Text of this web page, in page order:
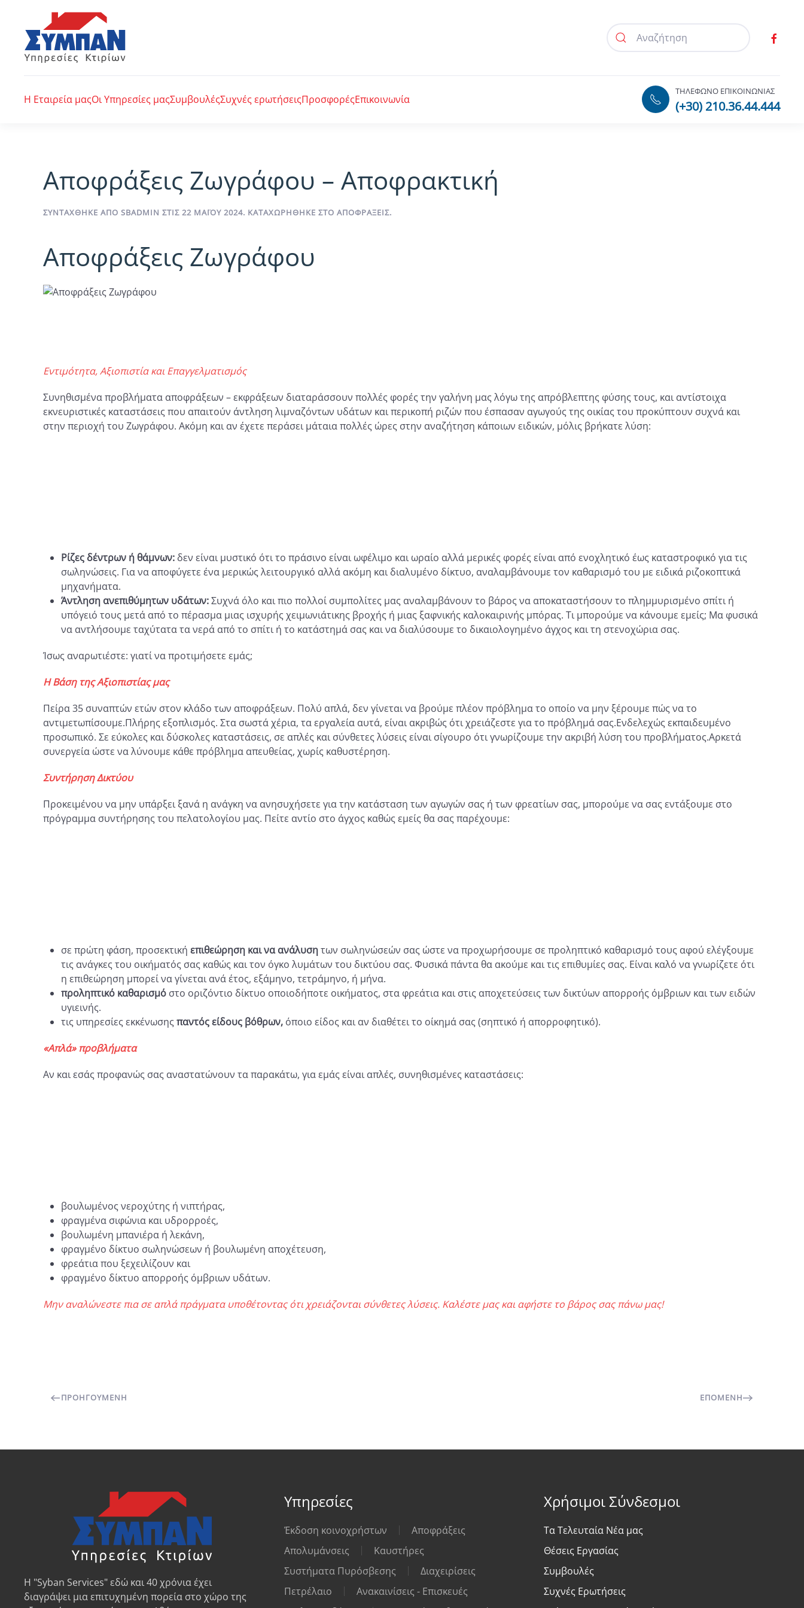
Skip to main content
Η Εταιρεία μαςΟι Υπηρεσίες μαςΣυμβουλέςΣυχνές ερωτήσειςΠροσφορέςΕπικοινωνία
ΤΗΛΕΦΩΝΟ ΕΠΙΚΟΙΝΩΝΙΑΣ
(+30) 210.36.44.444
Αποφράξεις Ζωγράφου – Αποφρακτική
ΣΥΝΤΆΧΘΗΚΕ ΑΠΌ SBADMIN ΣΤΙΣ 22 ΜΑΪ́ΟΥ 2024. ΚΑΤΑΧΩΡΉΘΗΚΕ ΣΤΟ ΑΠΟΦΡΆΞΕΙΣ.
Αποφράξεις Ζωγράφου
Εντιμότητα, Αξιοπιστία και Επαγγελματισμός
Συνηθισμένα προβλήματα αποφράξεων – εκφράξεων διαταράσσουν πολλές φορές την γαλήνη μας λόγω της απρόβλεπτης φύσης τους, και αντίστοιχα
εκνευριστικές καταστάσεις που απαιτούν άντληση λιμναζόντων υδάτων και περικοπή ριζών που έσπασαν αγωγούς της οικίας του προκύπτουν συχνά και
στην περιοχή του Ζωγράφου. Ακόμη και αν έχετε περάσει μάταια πολλές ώρες στην αναζήτηση κάποιων ειδικών, μόλις βρήκατε λύση:
Ρίζες δέντρων ή θάμνων: δεν είναι μυστικό ότιτο πράσινο είναι ωφέλιμο και ωραίο αλλά μερικές φορές είναι από ενοχλητικό έως καταστροφικό για τις
σωληνώσεις. Για να αποφύγετε ένα μερικώς λειτουργικό αλλά ακόμη και διαλυμένο δίκτυο, αναλαμβάνουμε τον καθαρισμό του με ειδικά ριζοκοπτικά
μηχανήματα.
Άντληση ανεπιθύμητων υδάτων:Συχνά όλο και πιο πολλοί συμπολίτες μας αναλαμβάνουν το βάρος να αποκαταστήσουν το πλημμυρισμένο σπίτι ή
υπόγειό τους μετά από το πέρασμα μιας ισχυρής χειμωνιάτικης βροχής ή μιας ξαφνικής καλοκαιρινής μπόρας. Τι μπορούμε να κάνουμε εμείς; Μα φυσικά
να αντλήσουμε ταχύτατα τα νερά από το σπίτι ή το κατάστημά σας και να διαλύσουμε το δικαιολογημένο άγχος και τη στενοχώρια σας.
Ίσως αναρωτιέστε: γιατί να προτιμήσετε εμάς;
Η Βάση της Αξιοπιστίας μας
Πείρα 35 συναπτών ετών στον κλάδο των αποφράξεων. Πολύ απλά, δεν γίνεται να βρούμε πλέον πρόβλημα το οποίο να μην ξέρουμε πώς να το
αντιμετωπίσουμε.Πλήρης εξοπλισμός. Στα σωστά χέρια, τα εργαλεία αυτά, είναι ακριβώς ότι χρειάζεστε για το πρόβλημά σας.Ενδελεχώς εκπαιδευμένο
προσωπικό. Σε εύκολες και δύσκολες καταστάσεις, σε απλές και σύνθετες λύσεις είναι σίγουρο ότι γνωρίζουμε την ακριβή λύση του προβλήματος.Αρκετά
συνεργεία ώστε να λύνουμε κάθε πρόβλημα απευθείας, χωρίς καθυστέρηση.
Συντήρηση Δικτύου
Προκειμένου να μην υπάρξει ξανά η ανάγκη να ανησυχήσετε για την κατάσταση των αγωγών σας ή των φρεατίων σας, μπορούμε να σας εντάξουμε στο
πρόγραμμα συντήρησης του πελατολογίου μας. Πείτε αντίο στο άγχος καθώς εμείς θα σας παρέχουμε:
σε πρώτη φάση, προσεκτική επιθεώρηση και να ανάλυσητων σωληνώσεών σας ώστε να προχωρήσουμε σε προληπτικό καθαρισμό τους αφού ελέγξουμε
τις ανάγκες του οικήματός σας καθώς και τον όγκο λυμάτων του δικτύου σας. Φυσικά πάντα θα ακούμε και τις επιθυμίες σας. Είναι καλό να γνωρίζετε ότι
η επιθεώρηση μπορεί να γίνεται ανά έτος, εξάμηνο, τετράμηνο, ή μήνα.
προληπτικό καθαρισμό στο οριζόντιο δίκτυο οποιοδήποτε οικήματος, στα φρεάτια και στις αποχετεύσεις των δικτύων απορροής όμβριων και των ειδών
υγιεινής.
τις υπηρεσίες εκκένωσης παντός είδους βόθρων, όποιο είδος και αν διαθέτει το οίκημά σας (σηπτικό ή απορροφητικό).
«Απλά» προβλήματα
Αν και εσάς προφανώς σας αναστατώνουν τα παρακάτω, για εμάς είναι απλές, συνηθισμένες καταστάσεις:
βουλωμένος νεροχύτης ή νιπτήρας,
φραγμένα σιφώνια και υδρορροές,
βουλωμένη μπανιέρα ή λεκάνη,
φραγμένο δίκτυο σωληνώσεων ή βουλωμένη αποχέτευση,
φρεάτια που ξεχειλίζουν και
φραγμένο δίκτυο απορροής όμβριων υδάτων.
Μην αναλώνεστε πια σε απλά πράγματα υποθέτοντας ότι χρειάζονται σύνθετες λύσεις. Καλέστε μας και αφήστε το βάρος σας πάνω μας!
ΠΡΟΗΓΟΎΜΕΝΗ ΕΠΌΜΕΝΗ
Η "Syban Services" εδώ και 40 χρόνια έχει
διαγράψει μια επιτυχημένη πορεία στο χώρο της
Υπηρεσίες
Έκδοση κοινοχρήστων
Αποφράξεις
Απολυμάνσεις
Καυστήρες
Συστήματα Πυρόσβεσης
Διαχειρίσεις
Πετρέλαιο
Ανακαινίσεις - Επισκευές
Χρήσιμοι Σύνδεσμοι
Τα Τελευταία Νέα μας
Θέσεις Εργασίας
Συμβουλές
Συχνές Ερωτήσεις